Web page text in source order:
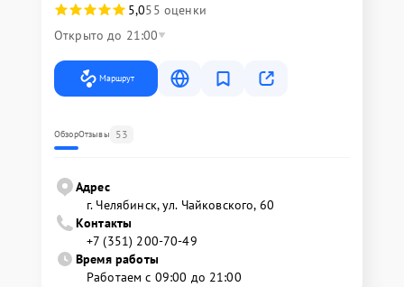
5,055 оценки
Открыто до 21:00
Маршрут
ОбзорОтзывы 53
Адрес
г. Челябинск, ул. Чайковского, 60
Контакты
+7 (351) 200-70-49
Время работы
Работаем с 09:00 до 21:00